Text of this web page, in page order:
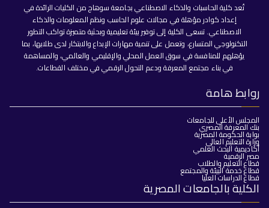
تُعد كلية الحاسبات والذكاء الاصطناعي بجامعة سوهاج من الكليات الرائدة في
إعداد كوادر مؤهلة في مجالات علوم الحاسب ونظم المعلومات والذكاء
الاصطناعي. تسعى الكلية إلى توفير بيئة تعليمية وبحثية متميزة تواكب التطور
التكنولوجي المتسارع، وتعمل على تنمية مهارات الإبداع والابتكار لدى طلابها، بما
يؤهلهم للمنافسة في سوق العمل المحلي والإقليمي والعالمي، والمساهمة
في بناء مجتمع المعرفة ودعم التحول الرقمي في مختلف القطاعات.
روابط هامة
المجلس الأعلى للجامعات
بنك المعرفة المصري
بوابة الحكومة المصرية
وزارة التعليم العالي
أكاديمية البحث العلمي
مصر الرقمية
قطاع التعليم والطلاب
قطاع خدمة البيئة والمجتمع
قطاع الدراسات العليا
الكلية بالجامعات المصرية